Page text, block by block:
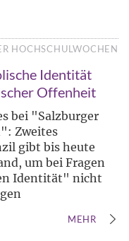
HOCHSCHULWOCHEN
Identität
Offenheit
bei "Salzburger
Zweites
gibt bis heute
um bei Fragen
Identität" nicht
MEHR